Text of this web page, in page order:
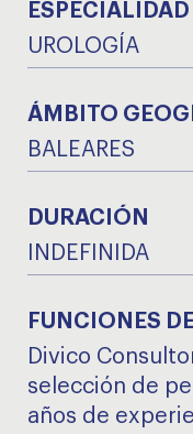
ESPECIALIDAD
UROLOGÍA
ÁMBITO
BALEARES
DURACIÓN
INDEFINIDA
FUNCIONES
Divico
selección de
años de